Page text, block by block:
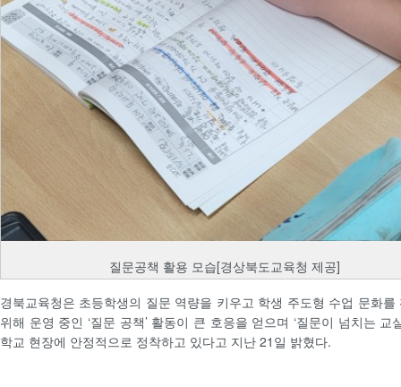
질문공책 활용 모습[경상북도교육청 제공]
경북교육청은 초등학생의 질문 역량을 키우고 학생 주도형 수업 문화를
위해 운영 중인 ‘질문 공책’ 활동이 큰 호응을 얻으며 ‘질문이 넘치는 교
학교 현장에 안정적으로 정착하고 있다고 지난 21일 밝혔다.